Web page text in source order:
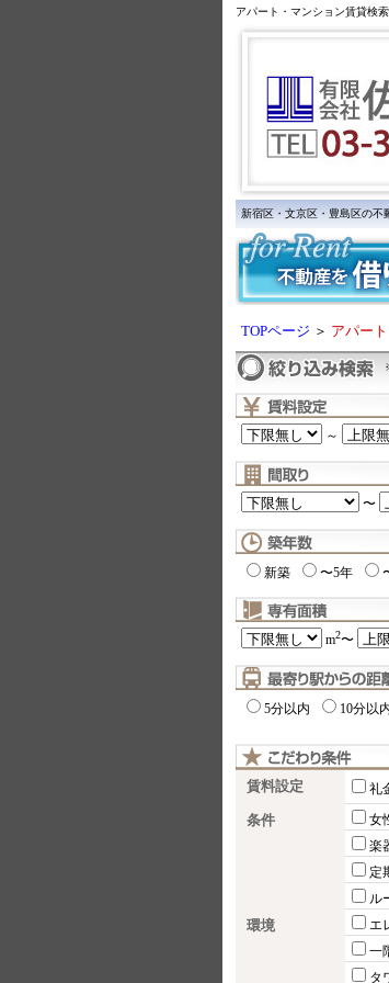
アパート・マンション賃貸検
新宿区・文京区・豊島区の不
TOPページ ＞ アパー
～
〜
新築 〜5年
m2〜
5分以内 10分以
賃料設定 礼
条件 女
楽
定
ル
環境 エ
一
タ